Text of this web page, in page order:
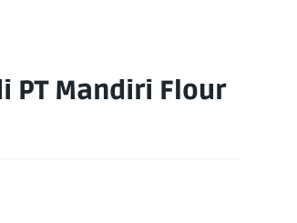
PT Mandiri Flour